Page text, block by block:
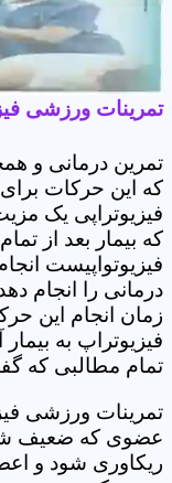
تمرینات ورزشی
تمرین درمانی و
که این حرکات
فیزیوتراپی یک
که بیمار بعد از
فیزیوتواپیست
درمانی را انجام
زمان انجام این
فیزیوتراپ به
تمام مطالبی که
تمرینات ورزشی
عضوی که ضعیف
ریکاوری شود و